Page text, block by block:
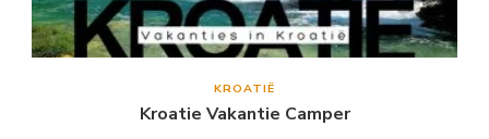
KROATIË
Kroatie Vakantie Camper